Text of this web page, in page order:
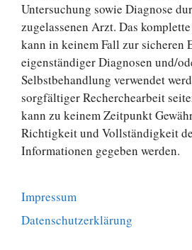
Untersuchung sowie Diagnose
zugelassenen Arzt. Das
kann in keinem Fall zur sicheren
eigenständiger Diagnosen und/
Selbstbehandlung verwendet
sorgfältiger Recherchearbeit
kann zu keinem Zeitpunkt
Richtigkeit und Vollständigkeit
Informationen gegeben werden.
Impressum
Datenschutzerklärung